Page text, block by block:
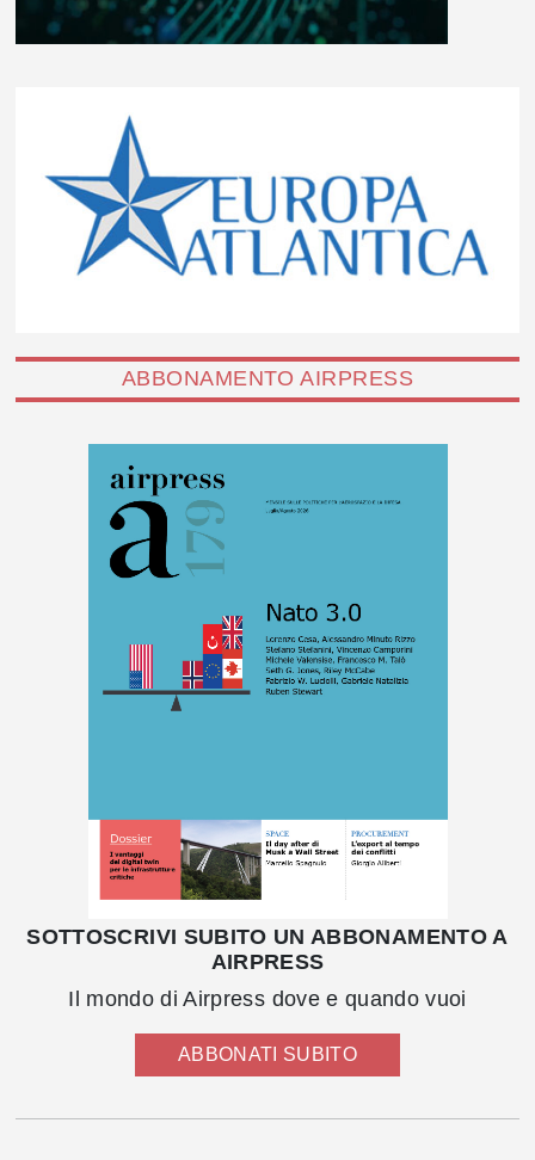
ABBONAMENTO AIRPRESS
SOTTOSCRIVI SUBITO UN ABBONAMENTO A
AIRPRESS
Il mondo di Airpress dove e quando vuoi
ABBONATI SUBITO